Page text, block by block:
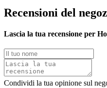
Recensioni del
Lascia la tua recensione per
Condividi la tua opinione sul